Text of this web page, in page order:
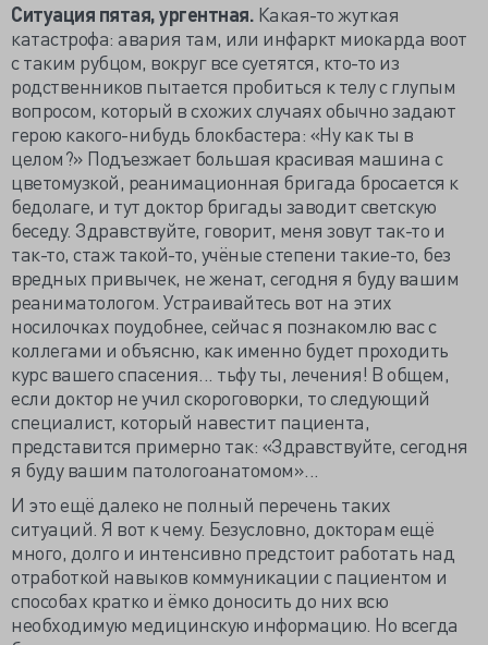
Ситуация пятая, ургентная. Какая-то жуткая
катастрофа: авария там, или инфаркт миокарда воот
с таким рубцом, вокруг все суетятся, кто-то из
родственников пытается пробиться к телу с глупым
вопросом, который в схожих случаях обычно задают
герою какого-нибудь блокбастера: «Ну как ты в
целом?» Подъезжает большая красивая машина с
цветомузкой, реанимационная бригада бросается к
бедолаге, и тут доктор бригады заводит светскую
беседу. Здравствуйте, говорит, меня зовут так-то и
так-то, стаж такой-то, учёные степени такие-то, без
вредных привычек, не женат, сегодня я буду вашим
реаниматологом. Устраивайтесь вот на этих
носилочках поудобнее, сейчас я познакомлю вас с
коллегами и объясню, как именно будет проходить
курс вашего спасения... тьфу ты, лечения! В общем,
если доктор не учил скороговорки, то следующий
специалист, который навестит пациента,
представится примерно так: «Здравствуйте, сегодня
я буду вашим патологоанатомом»...
И это ещё далеко не полный перечень таких
ситуаций. Я вот к чему. Безусловно, докторам ещё
много, долго и интенсивно предстоит работать над
отработкой навыков коммуникации с пациентом и
способах кратко и ёмко доносить до них всю
необходимую медицинскую информацию. Но всегда